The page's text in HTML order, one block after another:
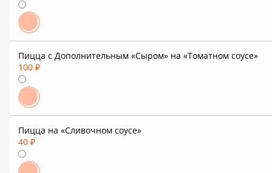
Пицца с Дополнительным «Сыром» на «Томатном соусе»
100 ₽
Пицца на «Сливочном соусе»
40 ₽